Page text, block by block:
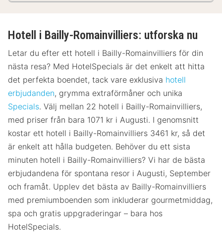
Hotell i Bailly-Romainvilliers: utforska nu
Letar du efter ett hotell i Bailly-Romainvilliers för din
nästa resa? Med HotelSpecials är det enkelt att hitta
det perfekta boendet, tack vare exklusiva hotell
erbjudanden, grymma extraförmåner och unika
Specials. Välj mellan 22 hotell i Bailly-Romainvilliers,
med priser från bara 1071 kr i Augusti. I genomsnitt
kostar ett hotell i Bailly-Romainvilliers 3461 kr, så det
är enkelt att hålla budgeten. Behöver du ett sista
minuten hotell i Bailly-Romainvilliers? Vi har de bästa
erbjudandena för spontana resor i Augusti, September
och framåt. Upplev det bästa av Bailly-Romainvilliers
med premiumboenden som inkluderar gourmetmiddag,
spa och gratis uppgraderingar – bara hos
HotelSpecials.